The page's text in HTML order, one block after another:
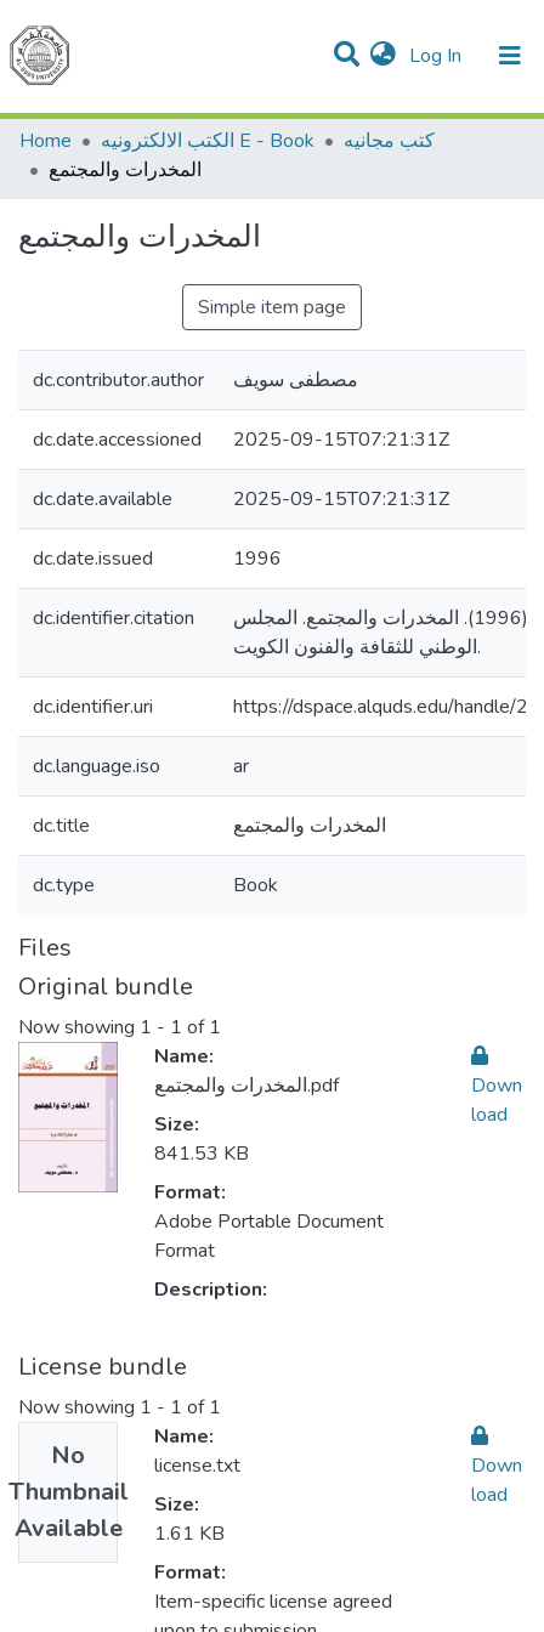
Log In (current)
Communities & Collections
All of DSpace
Home
الكتب الالكترونيه E - Book
كتب مجانيه
المخدرات والمجتمع
المخدرات والمجتمع
Simple item page
dc.contributor.author مصطفى سويف
dc.date.accessioned 2025-09-15T07:21:31Z
dc.date.available 2025-09-15T07:21:31Z
dc.date.issued 1996
dc.identifier.citation
سويف، مصطفى. (1996). المخدرات والمجتمع. المجلس
الوطني للثقافة والفنون الكويت.
dc.identifier.uri https://dspace.alquds.edu/handle/
dc.language.iso ar
dc.title المخدرات والمجتمع
dc.type Book
Files
Original bundle
Now showing 1 - 1 of 1
Name:
المخدرات والمجتمع.pdf
Size:
841.53 KB
Format:
Adobe Portable Document
Format
Description:
Down
load
License bundle
Now showing 1 - 1 of 1
No
Thumbnail
Available
Name:
license.txt
Size:
1.61 KB
Format:
Item-specific license agreed
Down
load